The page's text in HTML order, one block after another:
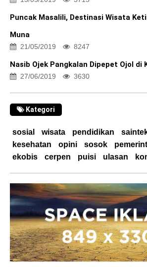
Puncak Masalili, Destinasi Wisata
Muna
21/05/2019 8247
Nasib Ojek Pangkalan Dipepet Ojol di
27/06/2019 3630
Kategori
sosial wisata pendidikan
kesehatan
opini sosok
ekobis
cerpen puisi ulasan